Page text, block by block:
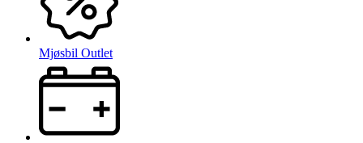
Mjøsbil Outlet